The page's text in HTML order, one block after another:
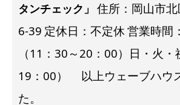
タンチェック」 住所：岡山市
6-39 定休日：不定休営業時間
（11：30～20：00）日・火
19：00）
以上ウェーブハウ
た。